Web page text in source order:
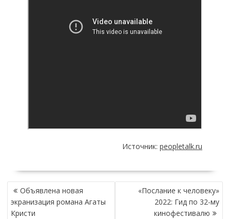
Источник:peopletalk.ru
НАВИГАЦИЯ
ПО
ЗАПИСЯМ
Объявлена новая
экранизация романа Агаты
Кристи
«Послание к человеку»
2022: Гид по 32-му
кинофестивалю